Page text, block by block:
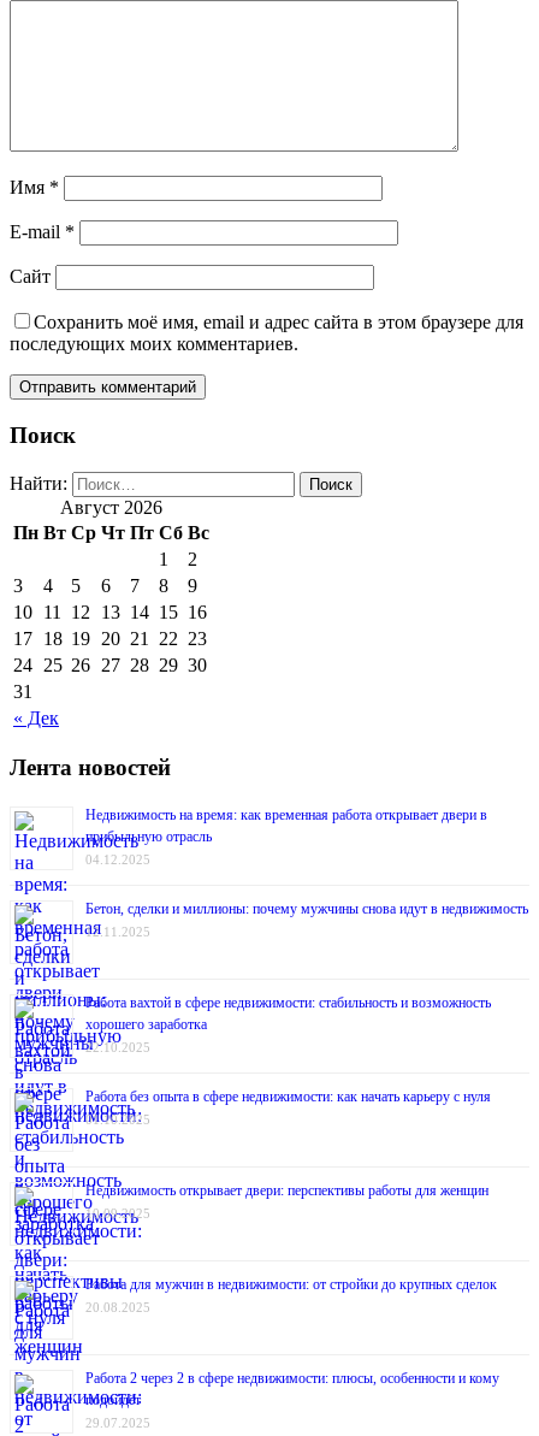
Имя *
E-mail *
Сайт
Сохранить моё имя, email и адрес сайта в этом браузере для
последующих моих комментариев.
Поиск
Найти:
Август 2026
Пн Вт Ср Чт Пт Сб Вс
« Дек
1
2
3
4 5 6 7 8
9
10 11 12 13 14 15 16
17 18 19 20 21 22 23
24 25 26 27 28 29 30
31
Лента новостей
Недвижимость на время: как временная работа открывает двери в
прибыльную отрасль
04.12.2025
Бетон, сделки и миллионы: почему мужчины снова идут в недвижимость
12.11.2025
Работа вахтой в сфере недвижимости: стабильность и возможность
хорошего заработка
22.10.2025
Работа без опыта в сфере недвижимости: как начать карьеру с нуля
01.10.2025
Недвижимость открывает двери: перспективы работы для женщин
10.09.2025
Работа для мужчин в недвижимости: от стройки до крупных сделок
20.08.2025
Работа 2 через 2 в сфере недвижимости: плюсы, особенности и кому
подойдёт
29.07.2025